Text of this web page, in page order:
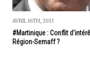
AVRIL 16TH, 2013
#Martinique : Conflit
Région-Semaff ?